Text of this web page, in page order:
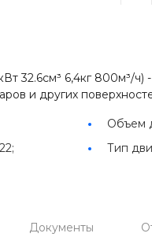
32.6см³ 6,4кг 800м³/ч)
и других
Объем
Тип
Документы